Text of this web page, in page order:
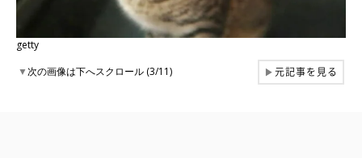
getty
▼次の画像は下へスクロール (3/11) ▶元記事を見る